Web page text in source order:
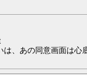
、あの同意画面は心